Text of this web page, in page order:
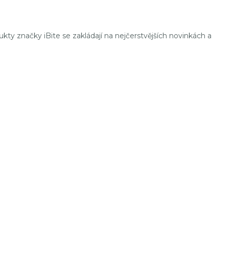
značky iBite se zakládají na nejčerstvějších novinkách a